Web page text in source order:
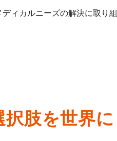
ィカルニーズの解決に取り組
肢を世界に